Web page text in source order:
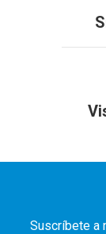
Suscríbete a